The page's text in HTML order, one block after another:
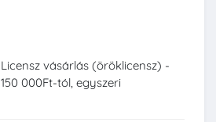
Licensz vásárlás (öröklicensz) -
150 000Ft-tól, egyszeri